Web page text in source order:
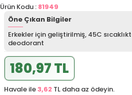
Ürün Kodu : 81949
Öne Çıkan Bilgiler
Erkekler için geliştirilmiş, 45C
deodorant
180,97 TL
Havale ile3,62 TL daha az ödeyin.